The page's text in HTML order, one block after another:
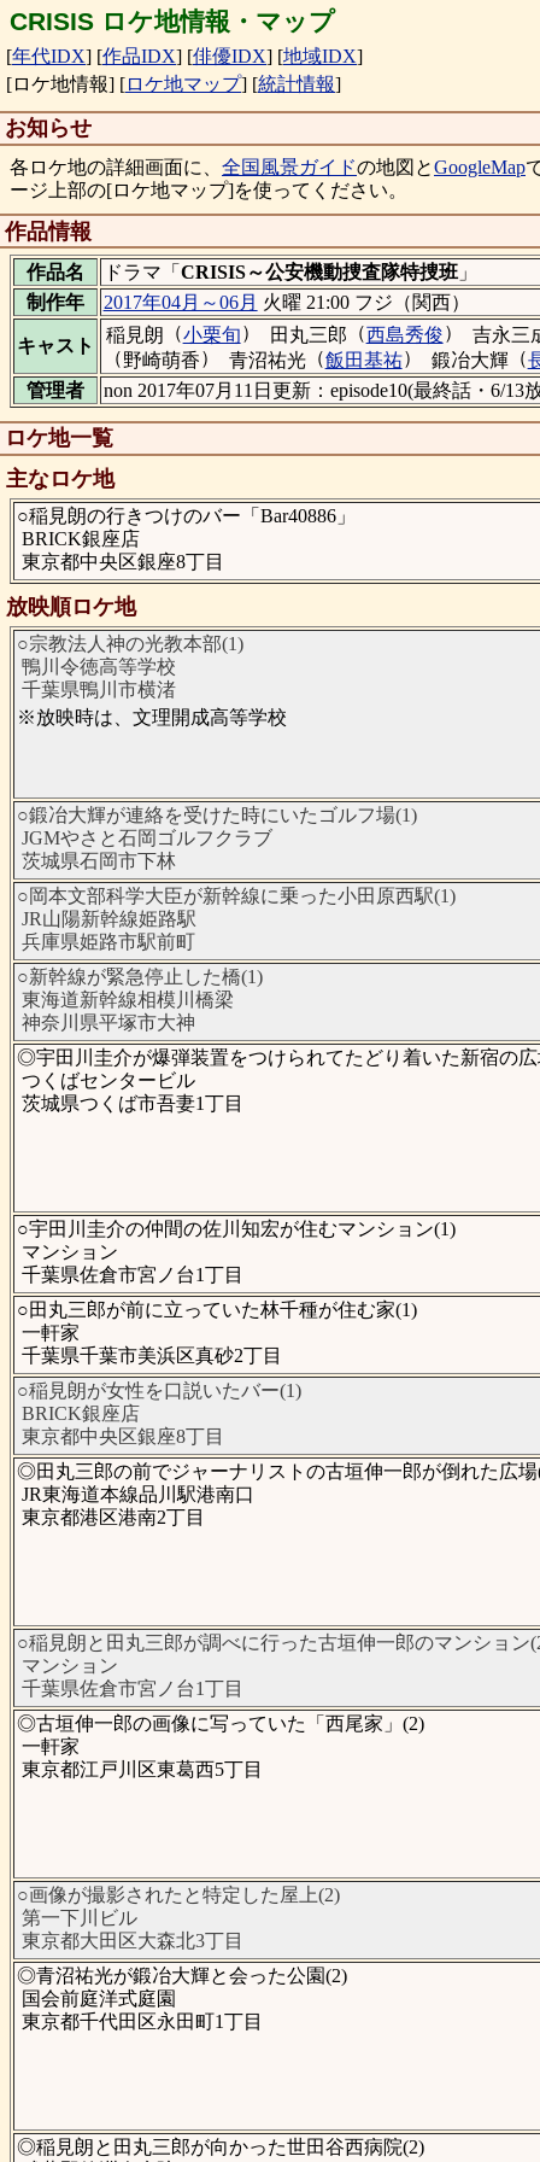
CRISIS ロケ地情報・マップ
[年代IDX] [作品IDX] [俳優IDX] [地域IDX]
[ロケ地情報] [ロケ地マップ] [統計情報]
お知らせ
各ロケ地の詳細画面に、 全国風景ガイドの地図とGoogleMap
ージ上部の[ロケ地マップ]を使ってください。
作品情報
作品名 ドラマ「 CRISIS～公安機動捜査隊特捜班」
制作年
2017年04月～06月 火曜 21:00 フジ（関西）
キャスト
稲見朗 （小栗旬） 田丸三郎 （西島秀俊）
吉永三
（野崎萌香） 青沼祐光（飯田基祐） 鍛冶大輝 （
管理者
non 2017年07月11日更新：episode10(最終話・6/
ロケ地一覧
主なロケ地
○稲見朗の行きつけのバー「Bar40886」
BRICK銀座店
東京都中央区銀座8丁目
放映順ロケ地
○宗教法人神の光教本部(1)
鴨川令徳高等学校
千葉県鴨川市横渚
※放映時は、文理開成高等学校
○鍛冶大輝が連絡を受けた時にいたゴルフ場(1)
JGMやさと石岡ゴルフクラブ
茨城県石岡市下林
○岡本文部科学大臣が新幹線に乗った小田原西駅(1)
JR山陽新幹線姫路駅
兵庫県姫路市駅前町
○新幹線が緊急停止した橋(1)
東海道新幹線相模川橋梁
神奈川県平塚市大神
◎宇田川圭介が爆弾装置をつけられてたどり着いた新宿の広
つくばセンタービル
茨城県つくば市吾妻1丁目
○宇田川圭介の仲間の佐川知宏が住むマンション(1)
マンション
千葉県佐倉市宮ノ台1丁目
○田丸三郎が前に立っていた林千種が住む家(1)
一軒家
千葉県千葉市美浜区真砂2丁目
○稲見朗が女性を口説いたバー(1)
BRICK銀座店
東京都中央区銀座8丁目
◎田丸三郎の前でジャーナリストの古垣伸一郎が倒れた広場
JR東海道本線品川駅港南口
東京都港区港南2丁目
○稲見朗と田丸三郎が調べに行った古垣伸一郎のマンション
マンション
千葉県佐倉市宮ノ台1丁目
◎古垣伸一郎の画像に写っていた「西尾家」(2)
一軒家
東京都江戸川区東葛西5丁目
○画像が撮影されたと特定した屋上(2)
第一下川ビル
東京都大田区大森北3丁目
◎青沼祐光が鍛冶大輝と会った公園(2)
国会前庭洋式庭園
東京都千代田区永田町1丁目
◎稲見朗と田丸三郎が向かった世田谷西病院(2)